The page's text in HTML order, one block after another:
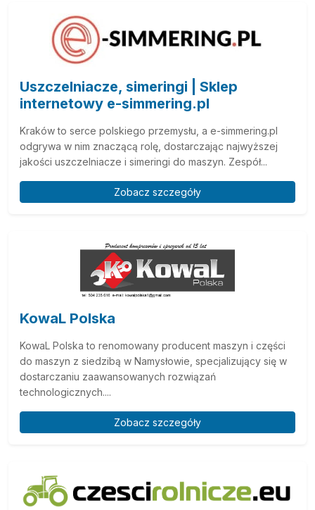
Uszczelniacze, simeringi | Sklep
internetowy e-simmering.pl
Kraków to serce polskiego przemysłu, a e-simmering.pl
odgrywa w nim znaczącą rolę, dostarczając najwyższej
jakości uszczelniacze i simeringi do maszyn. Zespół...
Zobacz szczegóły
KowaL Polska
KowaL Polska to renomowany producent maszyn i części
do maszyn z siedzibą w Namysłowie, specjalizujący się w
dostarczaniu zaawansowanych rozwiązań
technologicznych....
Zobacz szczegóły